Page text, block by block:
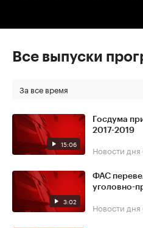
Все выпуски
За все время
15:06
Госдума
2017-2019
Новости дня
3:02
ФАС
уголовно-
Новости дня